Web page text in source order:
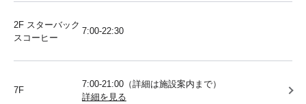
2F スターバック
スコーヒー
7:00-22:30
7F
7:00-21:00（詳細は施設案内まで）
詳細を見る